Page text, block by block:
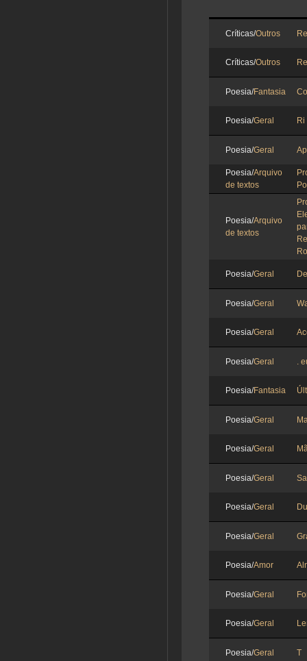
Críticas/Outros
Críticas/Outros
Poesia/Fantasia
Poesia/Geral Ri
Poesia/Geral
Poesia/Arquivo
de textos
Poesia/Arquivo
de textos
Poesia/Geral
Poesia/Geral
Poesia/Geral
Poesia/Geral .
Poesia/Fantasia
Poesia/Geral
Poesia/Geral
Poesia/Geral
Poesia/Geral
Poesia/Geral
Poesia/Amor
Poesia/Geral
Poesia/Geral
Poesia/Geral T